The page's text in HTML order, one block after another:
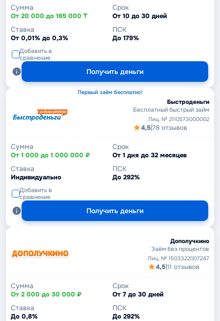
Сумма
От 20 000 до 165 000 ₸
Срок
От 10 до 30 дней
Ставка
От 0,01% до 0,3%
ПСК
До 179%
Добавить в
сравнение
Получить деньги
Первый заём бесплатно!
Быстроденьги
Бесплатный быстрый займ
Лиц. № 2110573000002
4,5|78 отзывов
Сумма
От 1 000 до 1 000 000 ₽
Срок
От 1 дня до 32 месяцев
Ставка
Индивидуально
ПСК
До 292%
Добавить в
сравнение
Получить деньги
Дополучкино
Заём без процентов
Лиц. № 1503322007247
4,5|11 отзывов
Сумма
От 2 000 до 30 000 ₽
Срок
От 7 до 30 дней
Ставка
До 0,8%
ПСК
До 292%